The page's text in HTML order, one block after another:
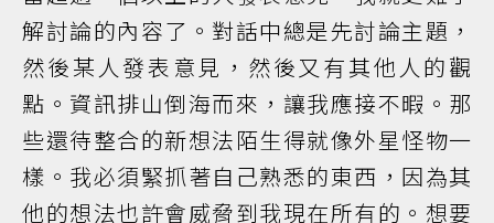
解討論的內容了。對話中總是先討論主題，
然後某人發表意見，然後又有其他人的觀
點。資訊排山倒海而來，讓我應接不暇。那
些還待整合的新想法陌生得就像外星怪物一
樣。我必須緊抓著自己熟悉的東西，因為其
他的想法也許會威脅到我現在所有的。想要